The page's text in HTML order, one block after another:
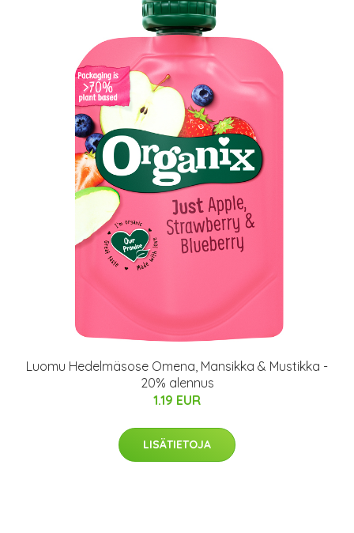
Luomu Hedelmäsose Omena, Mansikka & Mustikka -
20% alennus
1.19 EUR
LISÄTIETOJA